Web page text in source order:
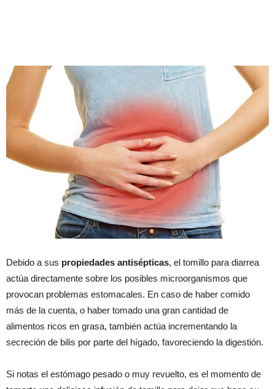
Debido a sus propiedades antisépticas, el tomillo para diarrea
actúa directamente sobre los posibles microorganismos que
provocan problemas estomacales. En caso de haber comido
más de la cuenta, o haber tomado una gran cantidad de
alimentos ricos en grasa, también actúa incrementando la
secreción de bilis por parte del hígado, favoreciendo la digestión.
Si notas el estómago pesado o muy revuelto, es el momento de